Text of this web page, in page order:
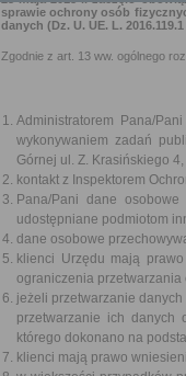
sprawie ochrony osób
danych (Dz. U. UE. L.
Zgodnie z art. 13 ww. ogólnego
Administratorem Pana/
wykonywaniem zadań
Górnej ul. Z. Krasińskiego
kontakt z Inspektorem
Pana/Pani dane
udostępniane podmiotom
dane osobowe
klienci Urzędu mają
ograniczenia
jeżeli przetwarzanie
przetwarzanie ich danych
którego dokonano na
klienci mają prawo